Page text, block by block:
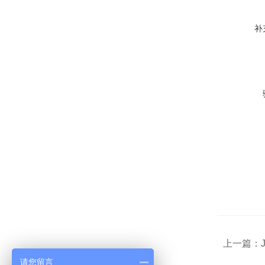
补
上一篇：
请您留言